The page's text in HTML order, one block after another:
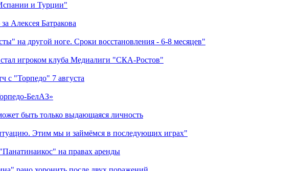
и Турции"
Алексея Батракова
на другой ноге. Сроки восстановления - 6-8 месяцев"
игроком клуба Медиалиги "СКА-Ростов"
с "Торпедо" 7 августа
БелАЗ»
быть только выдающаяся личность
Этим мы и займёмся в последующих играх"
на правах аренды